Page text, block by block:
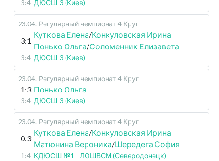
3:4 ДЮСШ-3 (Киев)
23.04. Регулярный чемпионат 4 Круг
3:1
Куткова Елена/Конкуловская Ирина
Понько Ольга/Соломенник Елизавета
3:4 ДЮСШ-3 (Киев)
23.04. Регулярный чемпионат 4 Круг
1:3 Понько Ольга
3:4 ДЮСШ-3 (Киев)
23.04. Регулярный чемпионат 4 Круг
0:3
Куткова Елена/Конкуловская Ирина
Матюнина Вероника/Шередега София
1:4 КДЮСШ №1 - ЛОШВСМ (Северодонецк)